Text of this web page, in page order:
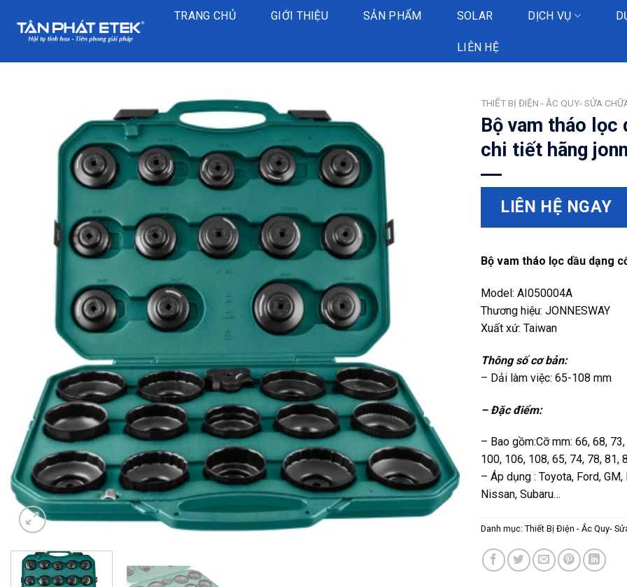
đến
dung
TRANG CHỦ GIỚI THIỆU SẢN PHẨM SOLAR DỊCH VỤ
LIÊN HỆ
THIẾT BỊ ĐIỆN - ẮC QUY- SỬA
Bộ vam tháo lọc
chi tiết hãng
LIÊN HỆ NGAY
Bộ vam tháo lọc dầu dạng
Model: AI050004A
Thương hiệu: JONNESWAY
Xuất xứ: Taiwan
Thông số cơ bản:
– Dải làm việc: 65-108 mm
– Đặc điểm:
– Bao gồm:Cỡ mm: 66, 68,
100, 106, 108, 65, 74, 78, 81,
– Áp dụng : Toyota, Ford,
Nissan, Subaru…
Danh mục: Thiết Bị Điện - Ắc Quy-